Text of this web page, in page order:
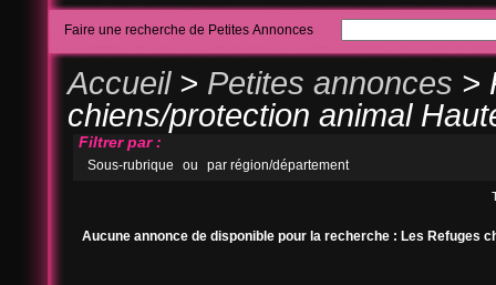
Faire une recherche de Petites Annonces
Accueil> Petites annonces >
chiens/protection animal
Filtrer par :
Sous-rubrique ou par région/département
Aucune annonce de disponible pour la recherche : Les Refuges